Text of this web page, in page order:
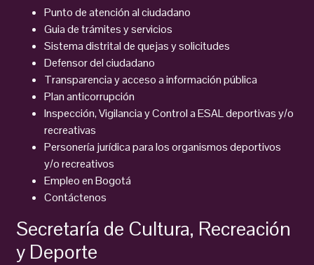
Punto de atención al ciudadano
Guia de trámites y servicios
Sistema distrital de quejas y solicitudes
Defensor del ciudadano
Transparencia y acceso a información pública
Plan anticorrupción
Inspección, Vigilancia y Control a ESAL deportivas y/o
recreativas
Personería jurídica para los organismos deportivos
y/o recreativos
Empleo en Bogotá
Contáctenos
Secretaría de Cultura, Recreación
y Deporte